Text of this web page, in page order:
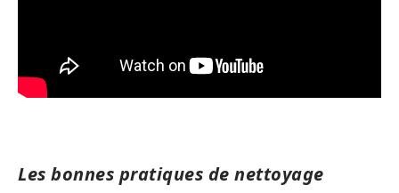
Les bonnes pratiques de nettoyage